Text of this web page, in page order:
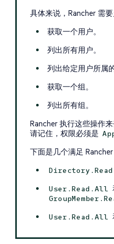
具体来说，Rancher 需
获取一个用户。
列出所有用户。
列出给定用户所属的
获取一个组。
列出所有组。
Rancher 执行这些操作
请记住，权限必须是
下面是几个满足
User.Read.All
User.Read.All